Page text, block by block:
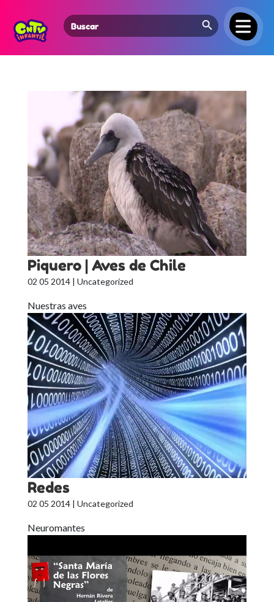
Search
for:
Search Button
Piquero | Aves de Chile
02 05 2014| Uncategorized
Nuestras aves
Redes
02 05 2014| Uncategorized
Neuromantes